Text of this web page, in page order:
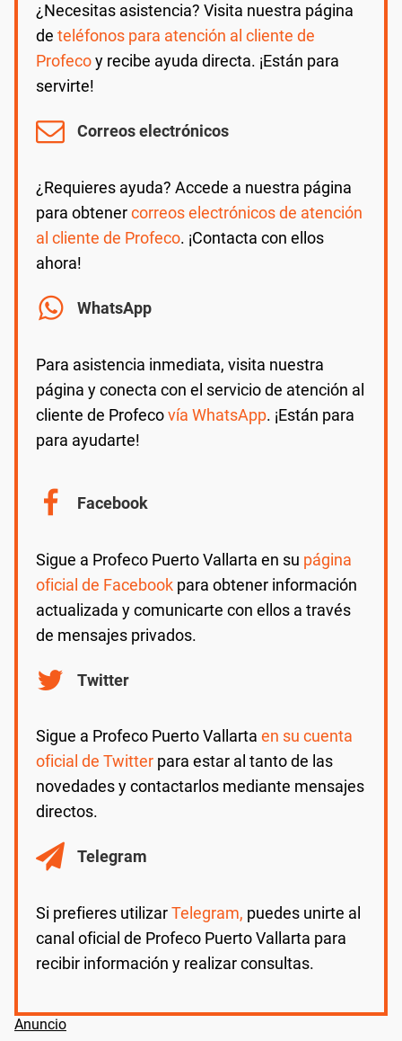
¿Necesitas asistencia? Visita nuestra página
de teléfonos para atención al cliente de
Profecoy recibe ayuda directa. ¡Están para
servirte!
Correos electrónicos
¿Requieres ayuda? Accede a nuestra página
para obtenercorreos electrónicos de atención
al cliente de Profeco. ¡Contacta con ellos
ahora!
WhatsApp
Para asistencia inmediata, visita nuestra
página y conecta con el servicio de atención al
cliente de Profecovía WhatsApp. ¡Están para
para ayudarte!
Facebook
Sigue a Profeco Puerto Vallarta en su página
oficial de Facebook para obtener información
actualizada y comunicarte con ellos a través
de mensajes privados.
Twitter
Sigue a Profeco Puerto Vallarta en su cuenta
oficial de Twitter para estar al tanto de las
novedades y contactarlos mediante mensajes
directos.
Telegram
Si prefieres utilizarTelegram, puedes unirte al
canal oficial de Profeco Puerto Vallarta para
recibir información y realizar consultas.